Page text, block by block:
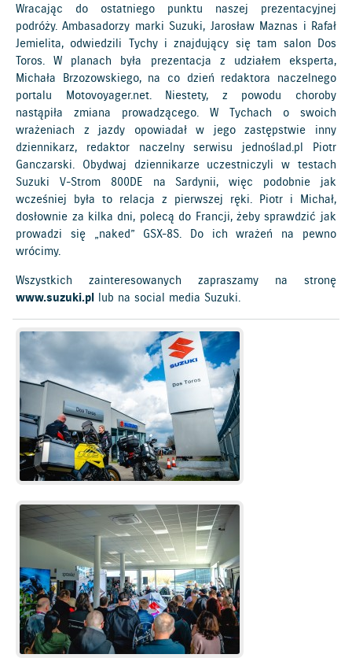
Wracając do ostatniego punktu naszej prezentacyjnej
podróży. Ambasadorzy marki Suzuki, Jarosław Maznas i Rafał
Jemielita, odwiedzili Tychy i znajdujący się tam salon Dos
Toros. W planach była prezentacja z udziałem eksperta,
Michała Brzozowskiego, na co dzień redaktora naczelnego
portalu Motovoyager.net. Niestety, z powodu choroby
nastąpiła zmiana prowadzącego. W Tychach o swoich
wrażeniach z jazdy opowiadał w jego zastępstwie inny
dziennikarz, redaktor naczelny serwisu jednoślad.pl Piotr
Ganczarski. Obydwaj dziennikarze uczestniczyli w testach
Suzuki V-Strom 800DE na Sardynii, więc podobnie jak
wcześniej była to relacja z pierwszej ręki. Piotr i Michał,
dosłownie za kilka dni, polecą do Francji, żeby sprawdzić jak
prowadzi się „naked” GSX-8S. Do ich wrażeń na pewno
wrócimy.
Wszystkich zainteresowanych zapraszamy na stronę
www.suzuki.pl lub na social media Suzuki.